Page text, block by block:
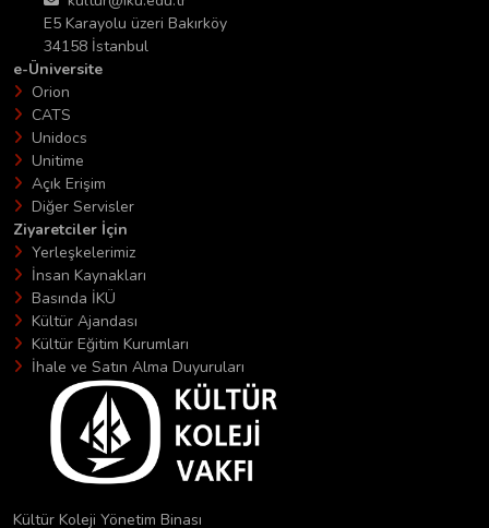
E5 Karayolu üzeri Bakırköy
34158 İstanbul
e-Üniversite
Orion
CATS
Unidocs
Unitime
Açık Erişim
Diğer Servisler
Ziyaretciler İçin
Yerleşkelerimiz
İnsan Kaynakları
Basında İKÜ
Kültür Ajandası
Kültür Eğitim Kurumları
İhale ve Satın Alma Duyuruları
Kültür Koleji Yönetim Binası